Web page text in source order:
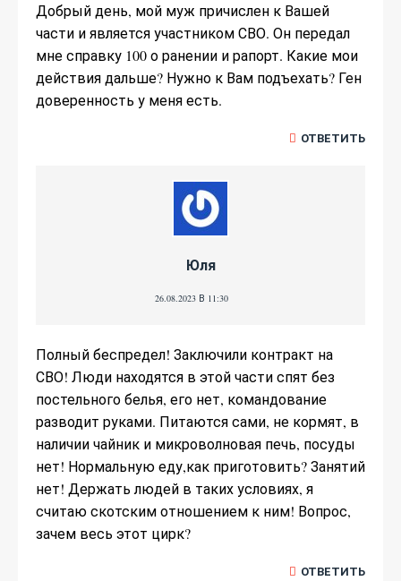
Добрый день, мой муж причислен к Вашей
части и является участником СВО. Он передал
мне справку 100 о ранении и рапорт. Какие мои
действия дальше? Нужно к Вам подъехать? Ген
доверенность у меня есть.
ОТВЕТИТЬ
Юля
26.08.2023 В 11:30
Полный беспредел! Заключили контракт на
СВО! Люди находятся в этой части спят без
постельного белья, его нет, командование
разводит руками. Питаются сами, не кормят, в
наличии чайник и микроволновая печь, посуды
нет! Нормальную еду,как приготовить? Занятий
нет! Держать людей в таких условиях, я
считаю скотским отношением к ним! Вопрос,
зачем весь этот цирк?
ОТВЕТИТЬ